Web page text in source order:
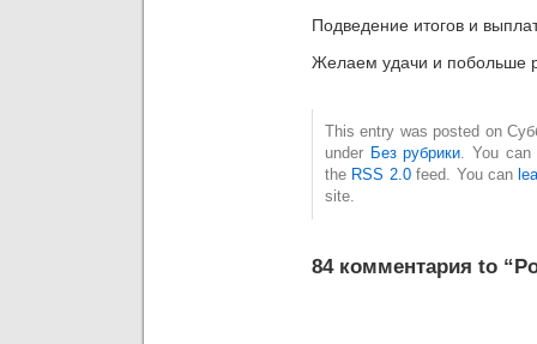
Подведение итогов и
Желаем удачи и побольше
This entry was posted on
under Без рубрики . You
the RSS 2.0feed. You can
site.
84 комментария to